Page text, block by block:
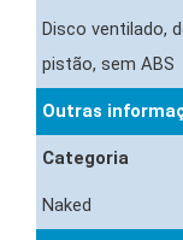
Disco ventilado,
pistão, sem ABS
Outras
Categoria
Naked